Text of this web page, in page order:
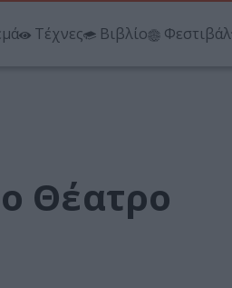
Τέχνες Βιβλίο Φεστιβάλ
Θέατρο